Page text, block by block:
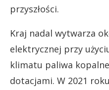
przyszłości.
Kraj nadal wytwarza
elektrycznej przy
klimatu paliwa
dotacjami. W 2021